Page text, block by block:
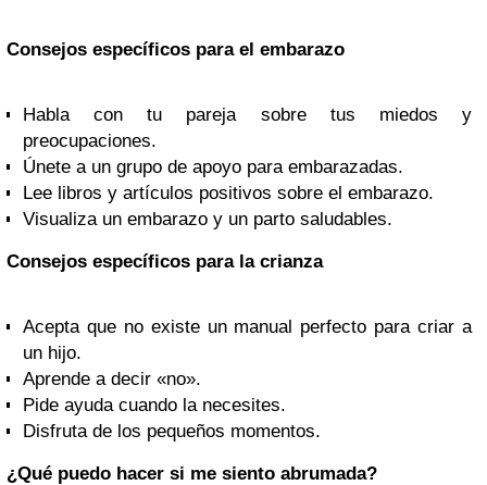
Consejos específicos para el embarazo
Habla con tu pareja sobre tus miedos y
preocupaciones.
Únete a un grupo de apoyo para embarazadas.
Lee libros y artículos positivos sobre el embarazo.
Visualiza un embarazo y un parto saludables.
Consejos específicos para la crianza
Acepta que no existe un manual perfecto para criar a
un hijo.
Aprende a decir «no».
Pide ayuda cuando la necesites.
Disfruta de los pequeños momentos.
¿Qué puedo hacer si me siento abrumada?